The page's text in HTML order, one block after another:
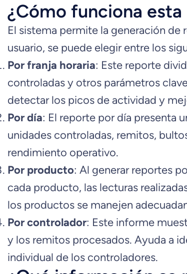
¿Cómo funciona
El sistema permite la generación
usuario, se puede elegir entre los
Por franja horaria: Este reporte
controladas y otros parámetros
detectar los picos de actividad y
Por día: El reporte por día presenta
unidades controladas, remitos,
rendimiento operativo.
Por producto: Al generar reportes
cada producto, las lecturas
los productos se manejen
Por controlador: Este informe
y los remitos procesados. Ayuda a
individual de los controladores.